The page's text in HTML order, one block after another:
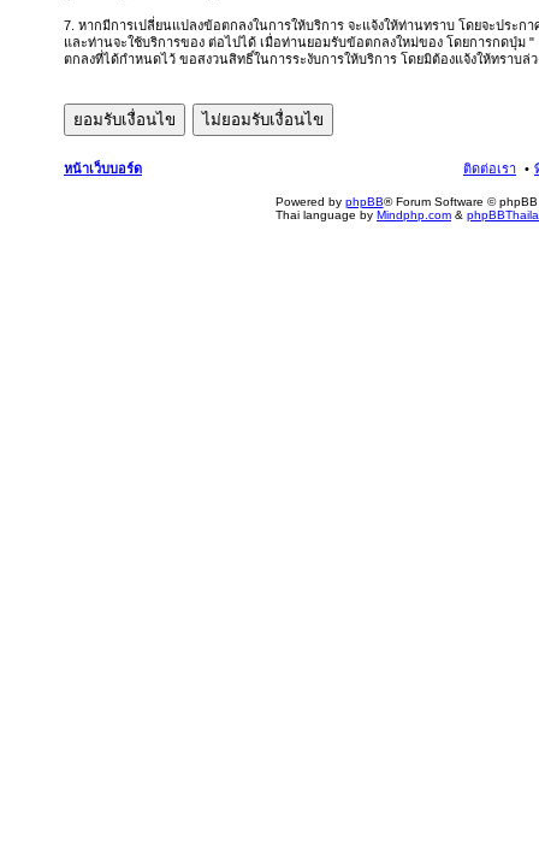
7. หากมีการเปลี่ยนแปลงข้อตกลงในการให้บริการ จะแจ้งให้ท่านทราบ โดยจะประ
และท่านจะใช้บริการของ ต่อไปได้ เมื่อท่านยอมรับข้อตกลงใหม่ของ โดยการกดปุ่ม
ตกลงที่ได้กำหนดไว้ ขอสงวนสิทธิ์ในการระงับการให้บริการ โดยมิต้องแจ้งให้ทราบล่
หน้าเว็บบอร์ด ติดต่อเรา
Powered by phpBB® Forum Software © phpBB
Thai language by Mindphp.com &